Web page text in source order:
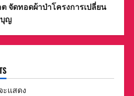
จัดทอดผ้าป่าโครงการเปลี่ยน
บุญ
แสดง